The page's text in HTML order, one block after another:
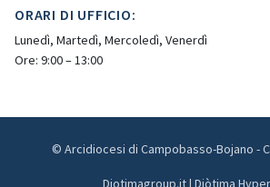
ORARI DI UFFICIO:
Lunedì, Martedì, Mercoledì, Venerdì
Ore: 9:00 – 13:00
© Arcidiocesi di Campobasso-Bojano -
Diotimagroup.it | Diòtima